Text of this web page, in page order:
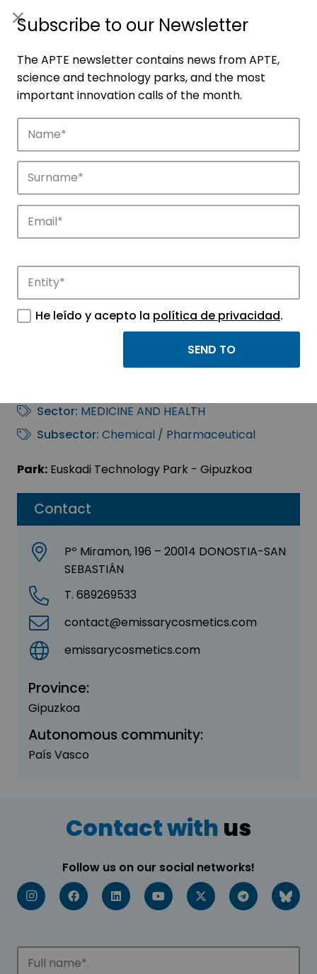
Companies
Discover the companies that drive
innovation in APTE’s parks.
Contact
Pº Miramon, 196 – 20014 DONOSTIA-SAN
SEBASTIÁN
T. 689269533
contact@emissarycosmetics.com
emissarycosmetics.com
Province:
Gipuzkoa
Autonomous community:
País Vasco
EMISSARY
COSMETICS, S.L.
Sector: MEDICINE AND HEALTH
Subsector: Chemical / Pharmaceutical
Park: Euskadi Technology Park - Gipuzkoa
Contact with us
Follow us on our social networks!
Subscribe to our Newsletter
The APTE newsletter contains news from APTE,
science and technology parks, and the most
important innovation calls of the month.
He leído y acepto la política de privacidad.